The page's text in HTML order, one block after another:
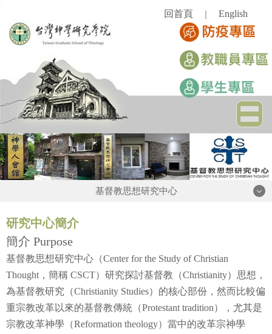
主
區
回首頁 English
基督教思想研究中心
基督教思想研究中心
研究中心簡介
活動看板
研究中心簡介
簡介 Purpose
基督教思想研究中心（Center for the Study of Christian
Thought ，簡稱 CSCT）研究探討基督教（Christianity）思想，
為基督教研究（Christianity Studies）的核心部份，然而比較偏
重宗教改革以來的基督教傳統（Protestant tradition），尤其是
宗教改革神學（Reformation theology）當中的改革宗神學